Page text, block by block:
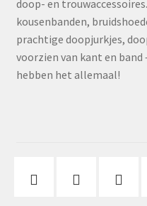
doop- en
kousenbanden,
prachtige doopjurkjes,
voorzien van kant en band
hebben het allemaal!